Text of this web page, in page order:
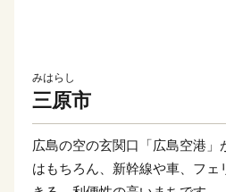
みはらし
三原市
広島の空の玄関口「広島空港」
はもちろん、新幹線や車、フェ